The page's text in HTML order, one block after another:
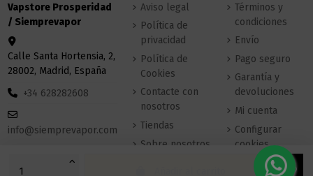
Vapstore Prosperidad
/ Siemprevapor
Calle Santa Hortensia, 2,
28002, Madrid, España
+34 628282608
info@siemprevapor.com
Aviso legal
Política de
privacidad
Política de
Cookies
Contacte con
nosotros
Tiendas
Sobre nosotros
Términos y
condiciones
Envío
Pago seguro
Garantía y
devoluciones
Mi cuenta
Configurar
cookies